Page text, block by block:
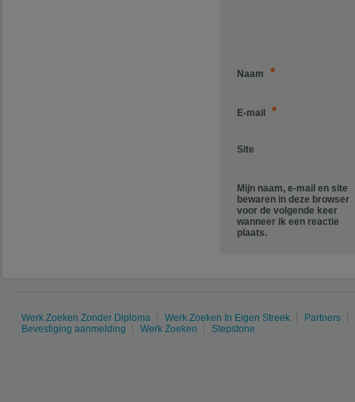
Naam *
E-mail *
Site
Mijn naam, e-mail en site
bewaren in deze browser
voor de volgende keer
wanneer ik een reactie
plaats.
Werk Zoeken Zonder Diploma Werk Zoeken In Eigen Streek
Partners
Bevestiging aanmelding
Werk Zoeken Stepstone